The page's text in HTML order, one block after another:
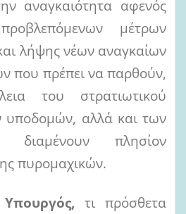
αναγκαιότητα αφενός
μέτρων
λήψης νέων αναγκαίων
που πρέπει να παρθούν,
του στρατιωτικού
υποδομών, αλλά και των
διαμένουν πλησίον
πυρομαχικών.
τι πρόσθετα